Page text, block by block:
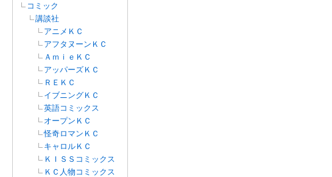
コミック
講談社
アニメＫＣ
アフタヌーンＫＣ
ＡｍｉｅＫＣ
アッパーズＫＣ
ＲＥＫＣ
イブニングＫＣ
英語コミックス
オープンＫＣ
怪奇ロマンＫＣ
キャロルＫＣ
ＫＩＳＳコミックス
ＫＣ人物コミックス